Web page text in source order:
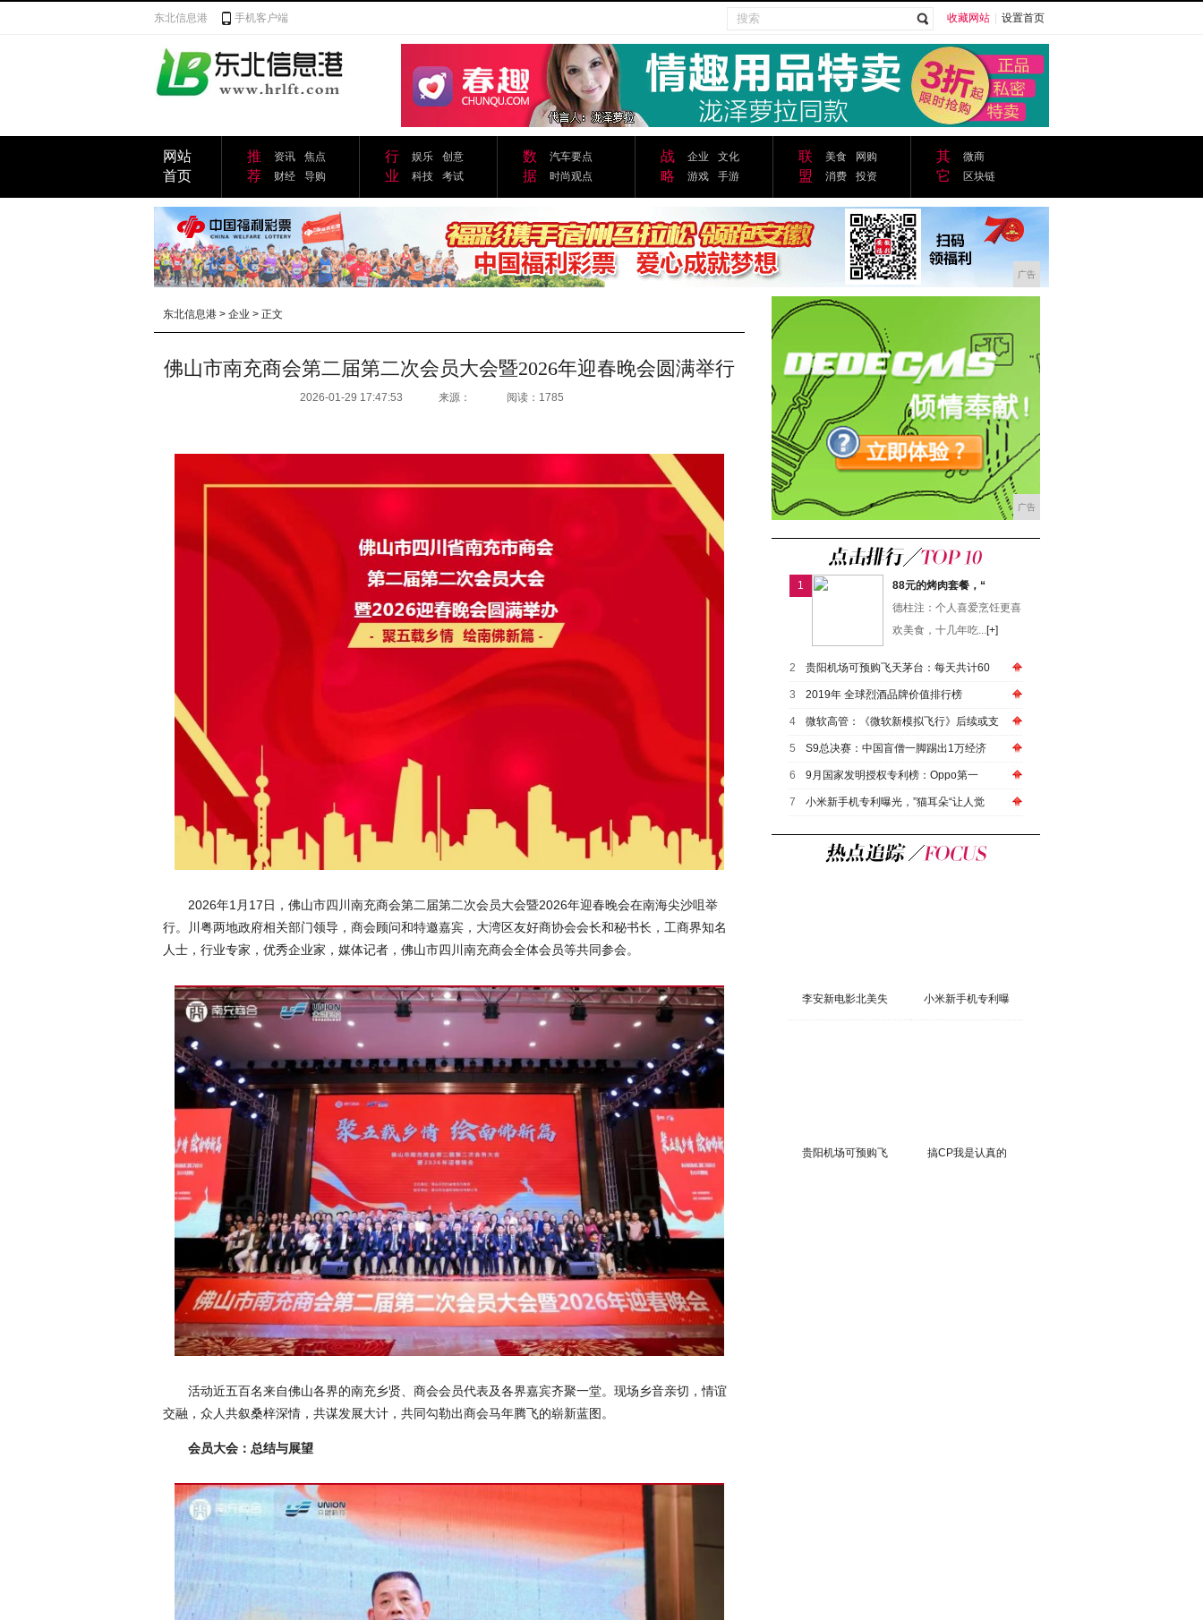
东北信息港 手机客户端 收藏网站 设置首页
网站
首页
推
荐
资讯
焦点
财经
导购
行
业
娱乐
创意
科技
考试
数
据
汽车要点
时尚观点
战
略
企业
文化
游戏
手游
联
盟
美食
网购
消费
投资
其
它
微商
区块链
广告
东北信息港 > 企业 > 正文
佛山市南充商会第二届第二次会员大会暨2026年迎春晚会圆满举行
2026-01-29 17:47:53 来源： 阅读：1785
2026年1月17日，佛山市四川南充商会第二届第二次会员大会暨2026年迎春晚会在南海尖沙咀举
行。川粤两地政府相关部门领导，商会顾问和特邀嘉宾，大湾区友好商协会会长和秘书长，工商界知名
人士，行业专家，优秀企业家，媒体记者，佛山市四川南充商会全体会员等共同参会。
活动近五百名来自佛山各界的南充乡贤、商会会员代表及各界嘉宾齐聚一堂。现场乡音亲切，情谊
交融，众人共叙桑梓深情，共谋发展大计，共同勾勒出商会马年腾飞的崭新蓝图。
会员大会：总结与展望
广告
1
88元的烤肉套餐，“
德柱注：个人喜爱烹饪更喜
欢美食，十几年吃...[+]
2 贵阳机场可预购飞天茅台：每天共计60
3 2019年 全球烈酒品牌价值排行榜
4 微软高管：《微软新模拟飞行》后续或支
5 S9总决赛：中国盲僧一脚踢出1万经济
6 9月国家发明授权专利榜：Oppo第一
7 小米新手机专利曝光，”猫耳朵“让人觉
李安新电影北美失 小米新手机专利曝
贵阳机场可预购飞 搞CP我是认真的